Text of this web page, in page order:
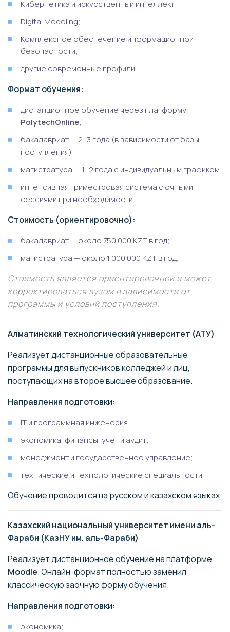
Кибернетика и искусственный интеллект;
Digital Modeling;
Комплексное обеспечение информационной
безопасности;
другие современные профили.
Формат обучения:
дистанционное обучение через платформу
PolytechOnline;
бакалавриат — 2–3 года (в зависимости от базы
поступления);
магистратура — 1–2 года с индивидуальным графиком;
интенсивная триместровая система с очными
сессиями при необходимости.
Стоимость (ориентировочно):
бакалавриат — около 750 000 KZT в год;
магистратура — около 1 000 000 KZT в год.
Стоимость является ориентировочной и может
корректироваться вузом в зависимости от
программы и условий поступления.
Алматинский технологический университет (АТУ)
Реализует дистанционные образовательные
программы для выпускников колледжей и лиц,
поступающих на второе высшее образование.
Направления подготовки:
IT и программная инженерия;
экономика, финансы, учет и аудит;
менеджмент и государственное управление;
технические и технологические специальности.
Обучение проводится на русском и казахском языках.
Казахский национальный университет имени аль-
Фараби (КазНУ им. аль-Фараби)
Реализует дистанционное обучение на платформе
Moodle. Онлайн-формат полностью заменил
классическую заочную форму обучения.
Направления подготовки:
экономика;